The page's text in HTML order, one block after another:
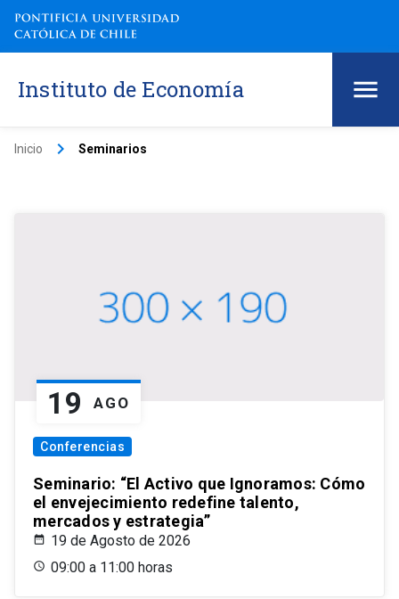
Instituto de Economía
Inicio keyboard_arrow_right Seminarios
19 AGO
Conferencias
Seminario: “El Activo que Ignoramos: Cómo
el envejecimiento redefine talento,
mercados y estrategia”
19 de Agosto de 2026
09:00 a 11:00 horas